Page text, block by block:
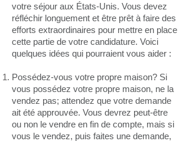
votre séjour aux États-Unis. Vous devez
réfléchir longuement et être prêt à faire des
efforts extraordinaires pour mettre en place
cette partie de votre candidature. Voici
quelques idées qui pourraient vous aider :
Possédez-vous votre propre maison? Si
vous possédez votre propre maison, ne la
vendez pas; attendez que votre demande
ait été approuvée. Vous devrez peut-être
ou non le vendre en fin de compte, mais si
vous le vendez, puis faites une demande,